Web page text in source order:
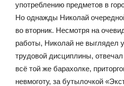
употреблению предметов в
Но однажды Николай
во вторник. Несмотря на
работы, Николай не выглядел
трудовой дисциплины,
всё той же барахолке,
невмоготу, за бутылочкой